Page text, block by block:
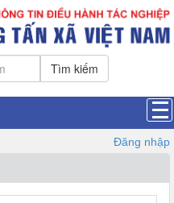
Tìm kiếm
Đăng nhập